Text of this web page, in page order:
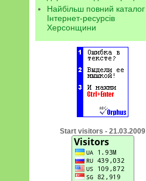
Найбільш повний каталог
Інтернет-ресурсів
Херсонщини
Start visitors - 21.03.2009